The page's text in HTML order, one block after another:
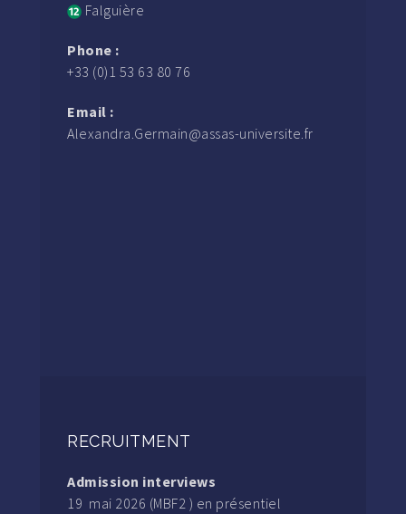
Falguière
Phone :
+33 (0)1 53 63 80 76
Email :
Alexandra.Germain@assas-universite.fr
RECRUITMENT
Admission interviews
19 mai 2026 (MBF2 ) en présentiel